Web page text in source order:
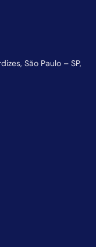
São Paulo – SP,